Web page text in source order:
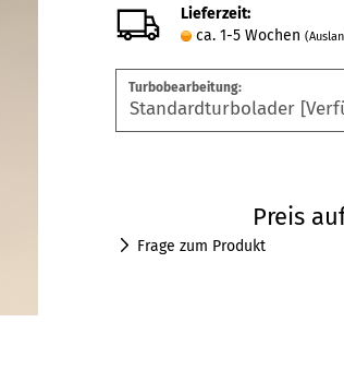
Lieferzeit:
ca. 1-5 Wochen
Turbobearbeitung:
Preis
Frage zum Produkt